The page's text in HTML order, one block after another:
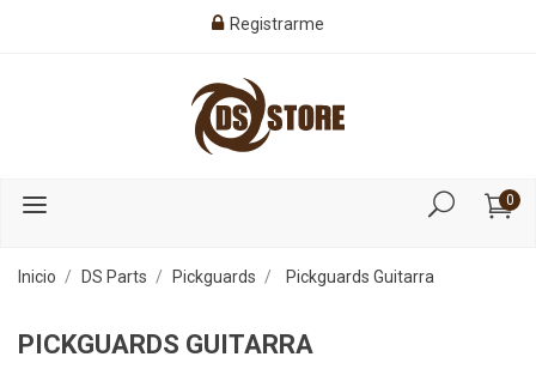
Registrarme
0
Inicio DS Parts Pickguards Pickguards Guitarra
PICKGUARDS GUITARRA